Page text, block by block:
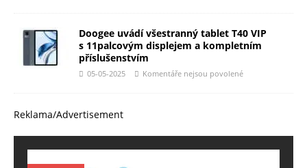
Doogee uvádí všestranný tablet T40 VIP
s 11palcovým displejem a kompletním
příslušenstvím
05-05-2025 Komentáře nejsou povolené
Reklama/Advertisement